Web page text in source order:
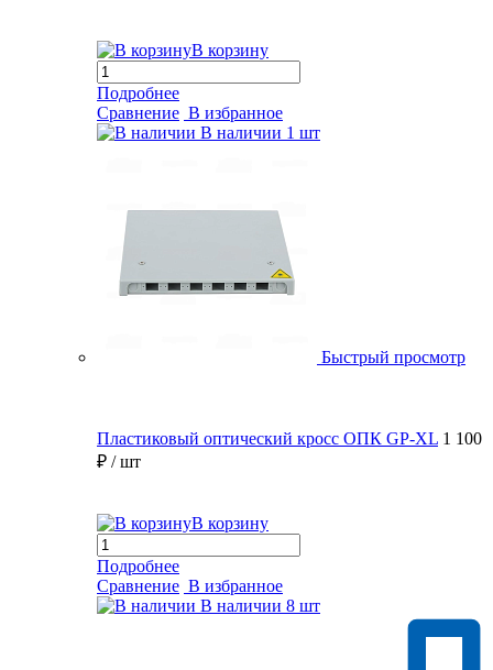
В корзину
Подробнее
Сравнение В избранное
В наличии 1 шт
Быстрый просмотр
Пластиковый оптический кросс ОПК GP-XL 1 100
₽ / шт
В корзину
Подробнее
Сравнение В избранное
В наличии 8 шт